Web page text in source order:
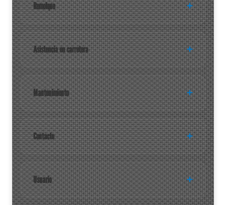
Remolque
Asistencia en carretera
Mantenimiento
Contacto
Usuario